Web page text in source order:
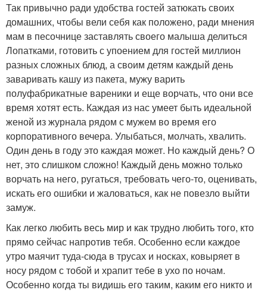
Так привычно ради удобства гостей затюкать своих
домашних, чтобы вели себя как положено, ради мнения
мам в песочнице заставлять своего малыша делиться
Лопатками, готовить с упоением для гостей миллион
разных сложных блюд, а своим детям каждый день
заваривать кашу из пакета, мужу варить
полуфабрикатные вареники и еще ворчать, что они все
время хотят есть. Каждая из нас умеет быть идеальной
женой из журнала рядом с мужем во время его
корпоративного вечера. Улыбаться, молчать, хвалить.
Один день в году это каждая может. Но каждый день? О
нет, это слишком сложно! Каждый день можно только
ворчать на него, ругаться, требовать чего-то, оценивать,
искать его ошибки и жаловаться, как не повезло выйти
замуж.
Как легко любить весь мир и как трудно любить того, кто
прямо сейчас напротив тебя. Особенно если каждое
утро маячит туда-сюда в трусах и носках, ковыряет в
носу рядом с тобой и храпит тебе в ухо по ночам.
Особенно когда ты видишь его таким, каким его никто и